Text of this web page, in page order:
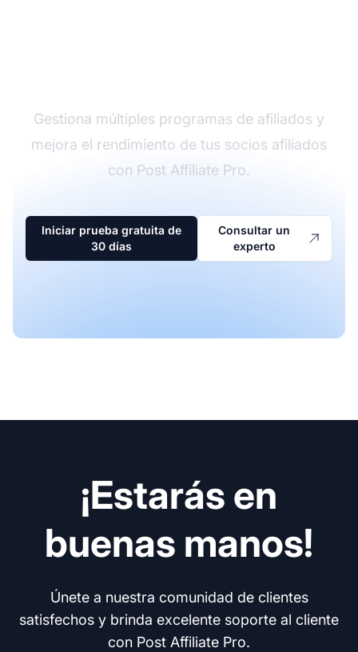
Gestiona múltiples programas de afiliados y
mejora el rendimiento de tus socios afiliados
con Post Affiliate Pro.
Iniciar prueba gratuita de
30 días
Consultar un
experto
¡Estarás en
buenas manos!
Únete a nuestra comunidad de clientes
satisfechos y brinda excelente soporte al cliente
con Post Affiliate Pro.